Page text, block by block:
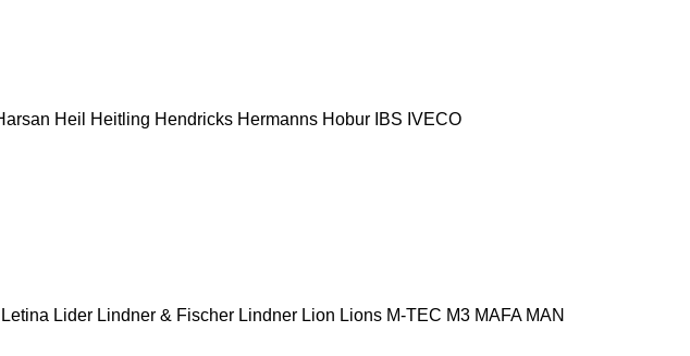
Heil Heitling Hendricks Hermanns Hobur IBS IVECO
Letina Lider Lindner & Fischer Lindner Lion Lions M-TEC M3 MAFA MAN